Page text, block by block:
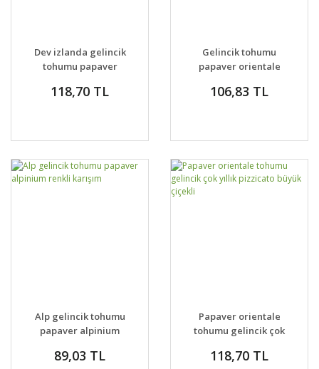
Dev izlanda gelincik
tohumu papaver
118,70 TL
Gelincik tohumu
papaver orientale
106,83 TL
Alp gelincik tohumu
papaver alpinium
89,03 TL
Papaver orientale
tohumu gelincik çok
çiçekli
118,70 TL